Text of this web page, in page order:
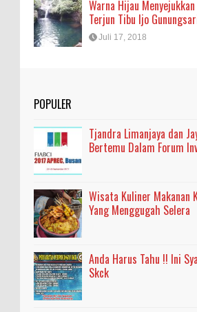
Warna Hijau
Terjun Tibu Ijo
Juli 17, 2018
POPULER
Tjandra Limanjaya dan
Bertemu Dalam Forum
Wisata Kuliner Makanan
Yang Menggugah Selera
Anda Harus Tahu !! Ini
Skck